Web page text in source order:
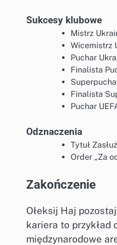
Sukcesy klubowe
Mistrz
Wicemistrz
Puchar
Finalista
Finalista
Puchar
Odznaczenia
Tytuł
Order „Za
Zakończenie
Ołeksij Haj
kariera to przykład
międzynarodowe